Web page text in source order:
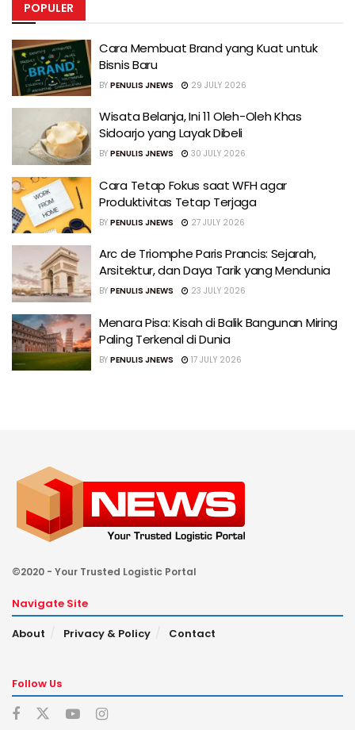
POPULER
Cara Membuat Brand yang Kuat untuk
Bisnis Baru
BY PENULIS JNEWS 29 JULY 2026
Wisata Belanja, Ini 11 Oleh-Oleh Khas
Sidoarjo yang Layak Dibeli
BY PENULIS JNEWS 30 JULY 2026
Cara Tetap Fokus saat WFH agar
Produktivitas Tetap Terjaga
BY PENULIS JNEWS 27 JULY 2026
Arc de Triomphe Paris Prancis: Sejarah,
Arsitektur, dan Daya Tarik yang Mendunia
BY PENULIS JNEWS 23 JULY 2026
Menara Pisa: Kisah di Balik Bangunan Miring
Paling Terkenal di Dunia
BY PENULIS JNEWS 17 JULY 2026
©2020 - Your Trusted Logistic Portal
Navigate Site
About
Privacy & Policy Contact
Follow Us